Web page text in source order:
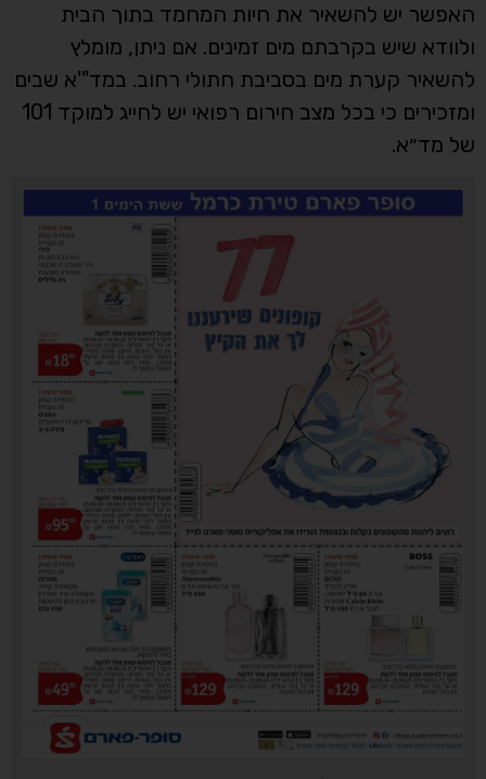
האפשר יש להשאיר את חיות המחמד בתוך הבית
ולוודא שיש בקרבתם מים זמינים. אם ניתן, מומלץ
להשאיר קערת מים בסביבת חתולי רחוב. במד"'א שבים
ומזכירים כי בכל מצב חירום רפואי יש לחייג למוקד 101
של מד״א.